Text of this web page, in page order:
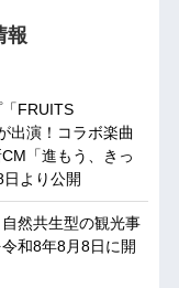
報
FRUITS
出演！コラボ楽曲
「進もう、きっ
より公開
自然共生型の観光事
和8年8月8日に開